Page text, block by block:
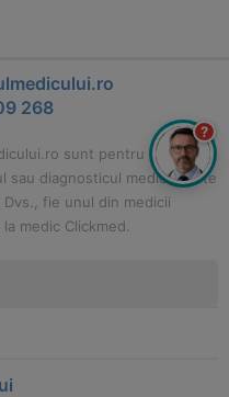
268
sunt pentru educatie
sau diagnosticul medical. Este
fie unul din medicii
medic Clickmed.
?